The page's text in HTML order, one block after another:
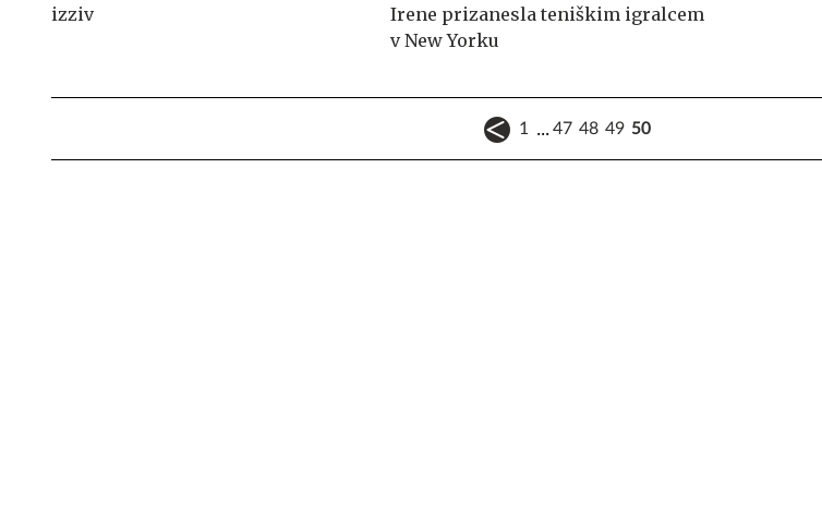
izziv
Irene prizanesla teniškim igralcem
v New Yorku
1 ... 47 48 49 50